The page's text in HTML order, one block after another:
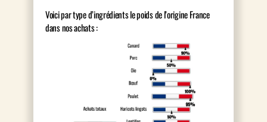
Voici par type d’ingrédients le poids de l’origine France
dans nos achats :